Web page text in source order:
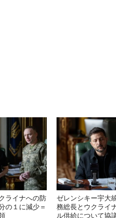
ライナへの防
の１に減少＝
ゼレンシキー宇大
務総長とウクライ
ル供給について協